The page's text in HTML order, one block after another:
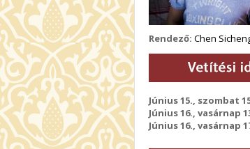
Rendező: Chen
Június 15., szombat
Június 16., vasárnap
Június 16., vasárnap